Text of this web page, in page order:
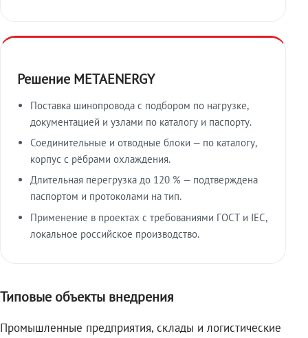
Решение METAENERGY
Поставка шинопровода с подбором по нагрузке,
документацией и узлами по каталогу и паспорту.
Соединительные и отводные блоки — по каталогу,
корпус с рёбрами охлаждения.
Длительная перегрузка до 120 % — подтверждена
паспортом и протоколами на тип.
Применение в проектах с требованиями ГОСТ и IEC,
локальное российское производство.
Типовые объекты внедрения
Промышленные предприятия, склады и логистические